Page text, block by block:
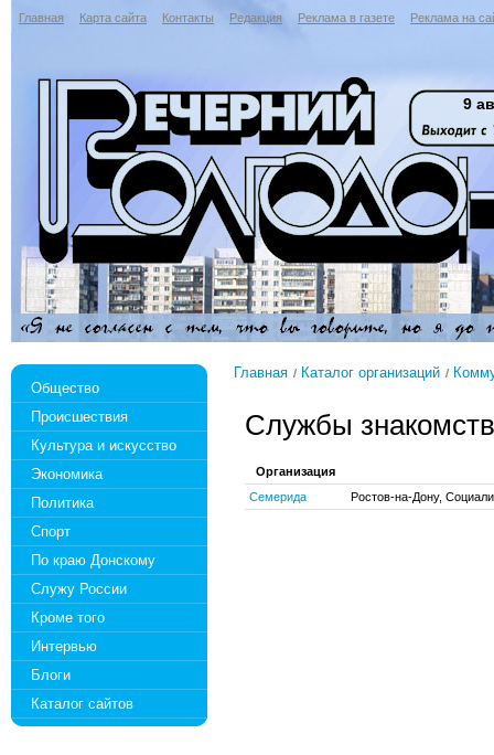
Главная Карта сайта Контакты Редакция Реклама в газете Реклама на
9
Общество
Происшествия
Культура и искусство
Экономика
Политика
Спорт
По краю Донскому
Служу России
Кроме того
Интервью
Блоги
Каталог сайтов
Главная Каталог организаций
Службы знакомств
Организация
Семерида
Ростов-на-Дону,